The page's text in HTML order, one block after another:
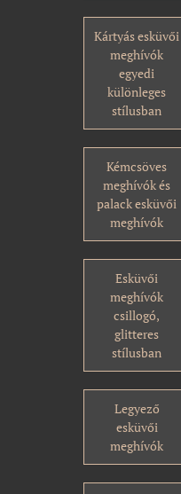
Kártyás esküvői
meghívók
egyedi
különleges
stílusban
Kémcsöves
meghívók és
palack esküvői
meghívók
Esküvői
meghívók
csillogó,
glitteres
stílusban
Legyező
esküvői
meghívók